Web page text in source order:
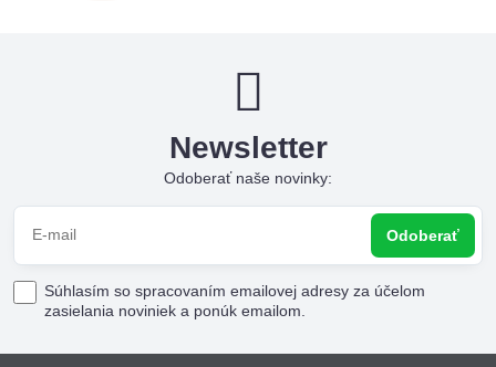
Newsletter
Odoberať naše novinky:
Odoberať
Súhlasím so spracovaním emailovej adresy za účelom
zasielania noviniek a ponúk emailom.